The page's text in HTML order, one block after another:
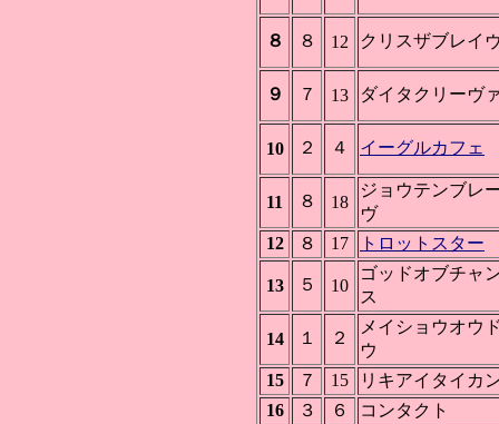
８ ８ 12 クリスザブレイ
９ ７ 13 ダイタクリーヴ
10 ２ ４ イーグルカフェ
11 ８ 18
ジョウテンブレ
ヴ
12
８ 17 トロットスター
13 ５ 10
ゴッドオブチャ
ス
14 １ ２
メイショウオウ
ウ
15
７ 15
リキアイタイカ
16
３ ６ コンタクト